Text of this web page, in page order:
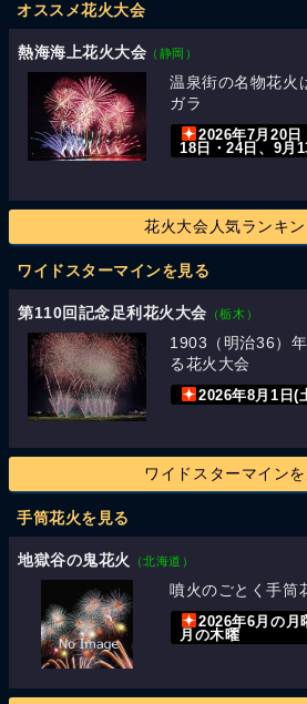
オススメ花火大会
熱海海上花火大会 （静岡）
温泉街の名物花火
ガラ
2026年7月20日
18日・24日、9月
花火大会人気ランキ
ワイドスターマインを見る
第110回記念足利花火大会 （栃木）
1903（明治36）
る花火大会
2026年8月1日(
ワイドスターマイン
手筒花火を見る
地獄谷の鬼花火 （北海道）
噴火のごとく手筒
2026年6月の月
月の木曜